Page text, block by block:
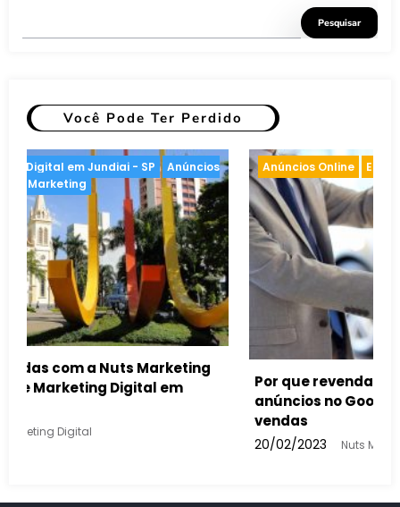
Pesquisar
Você Pode Ter Perdido
devem usar
Anúncios Online Inteligência artificial